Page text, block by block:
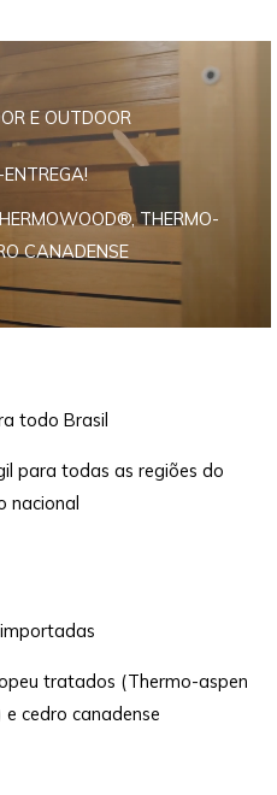
E OUTDOOR
THERMO-
CANADENSE
todo Brasil
para todas as regiões do
nacional
tratados (Thermo-aspen
cedro canadense